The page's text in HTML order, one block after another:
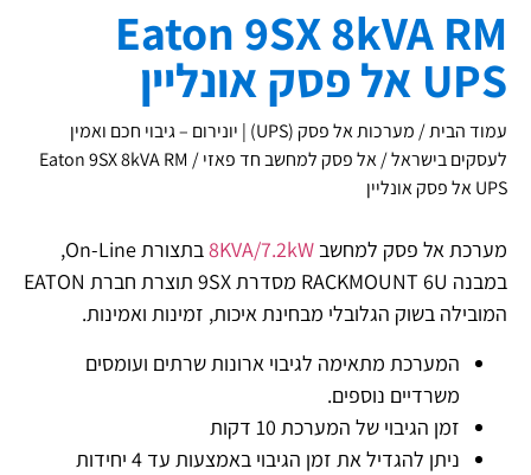
Eaton 9SX 8kVA RM
UPS אל פסק אונליין
עמוד הבית/
מערכות אל פסק (UPS) | יונירום – גיבוי חכם ואמין
לעסקים בישראל/אל פסק למחשב חד פאזי
/ Eaton 9SX 8kVA RM
UPS אל פסק אונליין
מערכת אל פסק למחשב 8KVA/7.2kW
בתצורת On-Line,
במבנה RACKMOUNT 6U מסדרת 9SX תוצרת חברת EATON
המובילה בשוק הגלובלי מבחינת איכות, זמינות ואמינות.
המערכת מתאימה לגיבוי ארונות שרתים ועומסים
משרדיים נוספים.
זמן הגיבוי של המערכת 10 דקות
ניתן להגדיל את זמן הגיבוי באמצעות עד 4 יחידות